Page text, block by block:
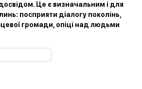
Це є визначальним і для
посприяти діалогу поколінь,
громади, опіці над людьми